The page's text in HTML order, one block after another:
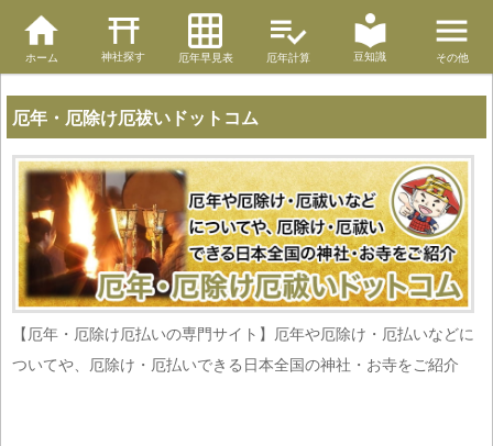
ホーム 神社探す 厄年早見表 厄年計算 豆知識 その他
厄年・厄除け厄祓いドットコム
【厄年・厄除け厄払いの専門サイト】厄年や厄除け・厄払いなどに
ついてや、厄除け・厄払いできる日本全国の神社・お寺をご紹介